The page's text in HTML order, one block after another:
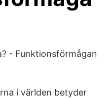
- Funktionsförmågan
i världen betyder